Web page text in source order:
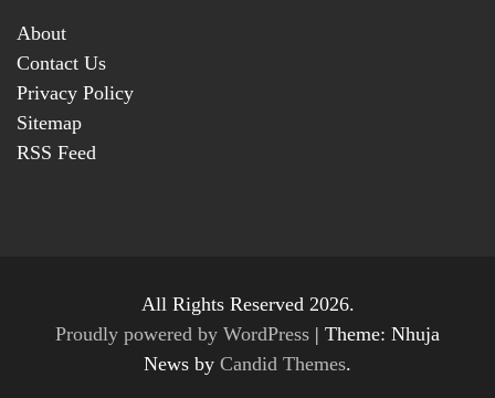
About
Contact Us
Privacy Policy
Sitemap
RSS Feed
All Rights Reserved 2026.
Proudly powered by WordPress | Theme: Nhuja
News by Candid Themes.